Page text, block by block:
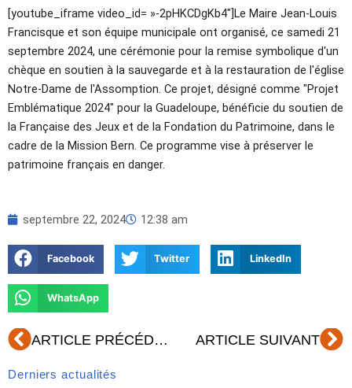
[youtube_iframe video_id= »-2pHKCDgKb4″]Le Maire Jean-Louis
Francisque et son équipe municipale ont organisé, ce samedi 21
septembre 2024, une cérémonie pour la remise symbolique d'un
chèque en soutien à la sauvegarde et à la restauration de l'église
Notre-Dame de l'Assomption. Ce projet, désigné comme "Projet
Emblématique 2024" pour la Guadeloupe, bénéficie du soutien de
la Française des Jeux et de la Fondation du Patrimoine, dans le
cadre de la Mission Bern. Ce programme vise à préserver le
patrimoine français en danger.
septembre 22, 2024 12:38 am
Facebook Twitter LinkedIn
WhatsApp
Précédent ARTICLE PRÉCÉDENT ARTICLE SUIVANT
Derniers actualités